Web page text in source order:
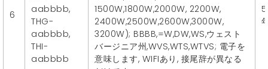
6
aabbbb,
THG-
aabbbb,
THI-
aabbbb
1500W,1800W,2000W, 2200W,
2400W,2500W,2600W,3000W,
3200W); BBBB,=W,DW,WS,ウェスト
バージニア州,WVS,WTS,WTVS; 電子を
意味します, WIFIあり, 接尾辞が異なる
5